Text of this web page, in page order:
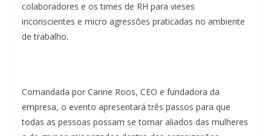
colaboradores e os times de RH para vieses
inconscientes e micro agressões praticadas no ambiente
de trabalho.
Comandada por Carine Roos, CEO e fundadora da
empresa, o evento apresentará três passos para que
todas as pessoas possam se tornar aliados das mulheres